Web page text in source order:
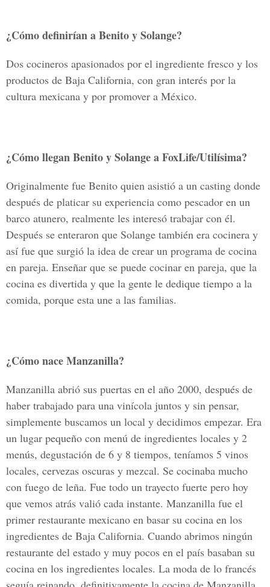
¿Cómo definirían a Benito y Solange?
Dos cocineros apasionados por el ingrediente fresco y los
productos de Baja California, con gran interés por la
cultura mexicana y por promover a México.
¿Cómo llegan Benito y Solange a FoxLife/Utilísima?
Originalmente fue Benito quien asistió a un casting donde
después de platicar su experiencia como pescador en un
barco atunero, realmente les interesó trabajar con él.
Después se enteraron que Solange también era cocinera y
así fue que surgió la idea de crear un programa de cocina
en pareja. Enseñar que se puede cocinar en pareja, que la
cocina es divertida y que la gente le dedique tiempo a la
comida, porque esta une a las familias.
¿Cómo nace Manzanilla?
Manzanilla abrió sus puertas en el año 2000, después de
haber trabajado para una vinícola juntos y sin pensar,
simplemente buscamos un local y decidimos empezar. Era
un lugar pequeño con menú de ingredientes locales y 2
menús, degustación de 6 y 8 tiempos, teníamos 5 vinos
locales, cervezas oscuras y mezcal. Se cocinaba mucho
con fuego de leña. Fue todo un trayecto fuerte pero hoy
que vemos atrás valió cada instante. Manzanilla fue el
primer restaurante mexicano en basar su cocina en los
ingredientes de Baja California. Cuando abrimos ningún
restaurante del estado y muy pocos en el país basaban su
cocina en los ingredientes locales. La moda de lo francés